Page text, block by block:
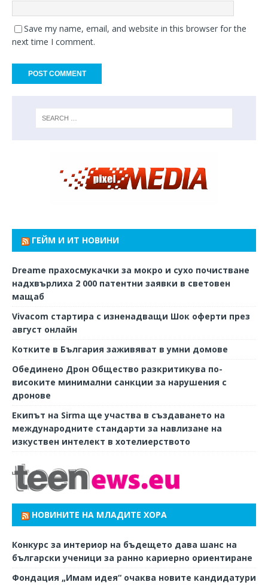
Save my name, email, and website in this browser for the
next time I comment.
ГЕЙМ И ИТ НОВИНИ
Dreame прахосмукачки за мокро и сухо почистване
надхвърлиха 2 000 патентни заявки в световен
мащаб
Vivacom стартира с изненадващи Шок оферти през
август онлайн
Котките в България заживяват в умни домове
Обединено Дрон Общество разкритикува по-
високите минимални санкции за нарушения с
дронове
Екипът на Sirma ще участва в създаването на
международните стандарти за навлизане на
изкуствен интелект в хотелиерството
НОВИНИТЕ НА МЛАДИТЕ ХОРА
Конкурс за интериор на бъдещето дава шанс на
български ученици за ранно кариерно ориентиране
Фондация „Имам идея“ очаква новите кандидатури